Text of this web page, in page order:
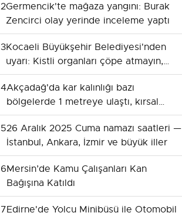
2Germencik'te mağaza yangını: Burak
Zencirci olay yerinde inceleme yaptı
3Kocaeli Büyükşehir Belediyesi'nden
uyarı: Kistli organları çöpe atmayın,
kedi ve köpeğe yedirmeyin
4Akçadağ'da kar kalınlığı bazı
bölgelerde 1 metreye ulaştı, kırsal
ulaşım aksıyor
526 Aralık 2025 Cuma namazı saatleri —
İstanbul, Ankara, İzmir ve büyük iller
6Mersin’de Kamu Çalışanları Kan
Bağışına Katıldı
7Edirne'de Yolcu Minibüsü ile Otomobil